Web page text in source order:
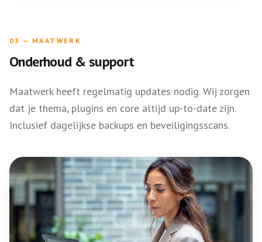
03 — MAATWERK
Onderhoud & support
Maatwerk heeft regelmatig updates nodig. Wij zorgen
dat je thema, plugins en core altijd up-to-date zijn.
Inclusief dagelijkse backups en beveiligingsscans.